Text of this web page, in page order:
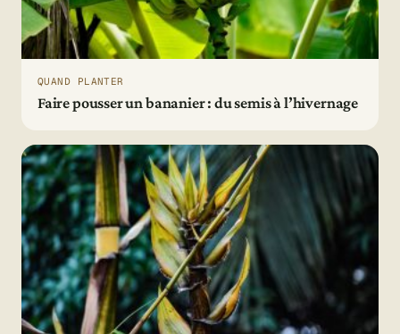
QUAND PLANTER
Faire pousser un bananier : du semis à l’hivernage